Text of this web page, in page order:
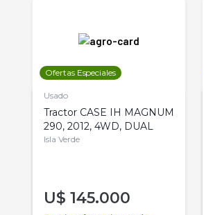
Ofertas Especiales
Usado
Tractor CASE IH MAGNUM
290, 2012, 4WD, DUAL
Isla Verde
U$ 145.000